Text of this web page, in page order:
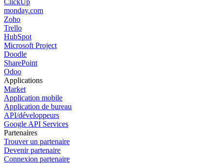
ClickUp
monday.com
Zoho
Trello
HubSpot
Microsoft Project
Doodle
SharePoint
Odoo
Applications
Market
Application mobile
Application de bureau
API/développeurs
Google API Services
Partenaires
Trouver un partenaire
Devenir partenaire
Connexion partenaire